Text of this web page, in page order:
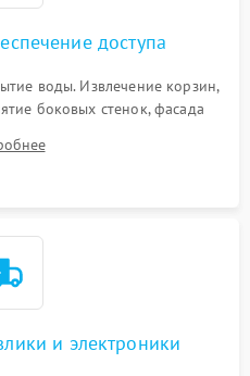
доступа
воды. Извлечение корзин,
боковых стенок, фасада
ТЭНу и сливной помпе.
и электроники